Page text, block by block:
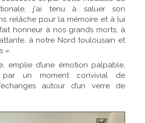
j'ai tenu à saluer son
relâche pour la mémoire et à lui
honneur à nos grands morts, à
à notre Nord toulousain et
».
emplie d’une émotion palpable,
par un moment convivial de
autour d’un verre de